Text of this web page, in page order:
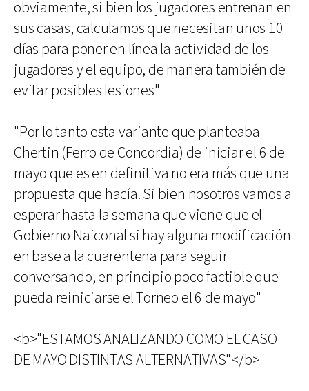
obviamente, si bien los jugadores entrenan en
sus casas, calculamos que necesitan unos 10
días para poner en línea la actividad de los
jugadores y el equipo, de manera también de
evitar posibles lesiones"
"Por lo tanto esta variante que planteaba
Chertin (Ferro de Concordia) de iniciar el 6 de
mayo que es en definitiva no era más que una
propuesta que hacía. Si bien nosotros vamos a
esperar hasta la semana que viene que el
Gobierno Naiconal si hay alguna modificación
en base a la cuarentena para seguir
conversando, en principio poco factible que
pueda reiniciarse el Torneo el 6 de mayo"
<b>"ESTAMOS ANALIZANDO COMO EL CASO
DE MAYO DISTINTAS ALTERNATIVAS"</b>